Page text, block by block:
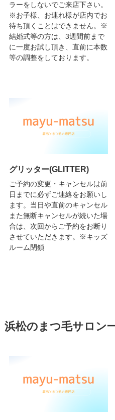
ラーをしないでご来店下さい。
※お子様、お連れ様が店内でお
待ち頂くことはできません。※
結婚式等の方は、3週間前まで
に一度お試し頂き、直前に本数
等の調整をしております。
グリッター(GLITTER)
ご予約の変更・キャンセルは前
日までに必ずご連絡をお願いし
ます。当日や直前のキャンセル
また無断キャンセルが続いた場
合は、次回からご予約をお断り
させていただきます。※キッズ
ルーム閉鎖
浜松のまつ毛サロン